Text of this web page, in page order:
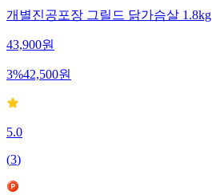
개별진공포장 그릴드 닭가슴살 1.8kg
43,900원
3%42,500원
5.0
(3)